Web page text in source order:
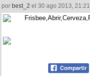
por best_2 el 30 ago 2013, 21:21